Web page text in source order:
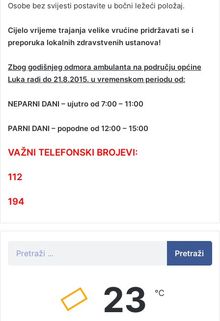
Osobe bez svijesti postavite u bočni ležeći položaj.
Cijelo vrijeme trajanja velike vrućine pridržavati se i
preporuka lokalnih zdravstvenih ustanova!
Zbog godišnjeg odmora ambulanta na području općine
Luka radi do 21.8.2015. u vremenskom periodu od:
NEPARNI DANI – ujutro od 7:00 – 11:00
PARNI DANI – popodne od 12:00 – 15:00
VAŽNI TELEFONSKI BROJEVI:
112
194
Pretraži
23 ℃